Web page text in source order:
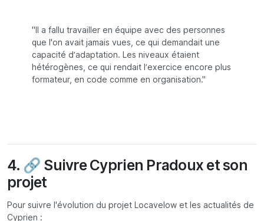
"Il a fallu travailler en équipe avec des personnes
que l'on avait jamais vues, ce qui demandait une
capacité d’adaptation. Les niveaux étaient
hétérogènes, ce qui rendait l’exercice encore plus
formateur, en code comme en organisation."
4. 🔗 Suivre Cyprien Pradoux et son
projet
Pour suivre l'évolution du projet Locavelow et les actualités de
Cyprien :